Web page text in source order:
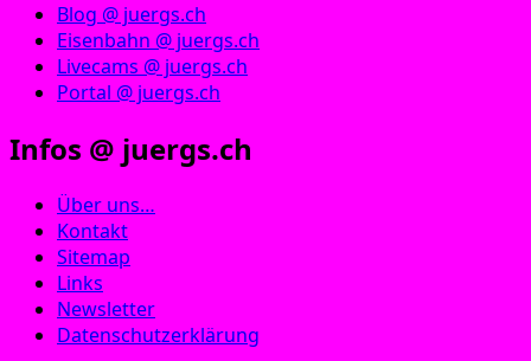
Blog @ juergs.ch
Eisenbahn @ juergs.ch
Livecams @ juergs.ch
Portal @ juergs.ch
Infos @ juergs.ch
Über uns…
Kontakt
Sitemap
Links
Newsletter
Datenschutzerklärung